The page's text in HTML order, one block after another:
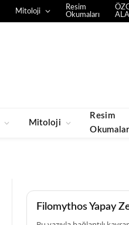
Mitoloji
Resim
Okumaları
Mitoloji
Resim
Filomythos Yapay